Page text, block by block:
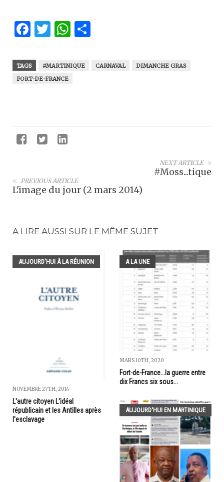
Facebook
Twitter
WhatsApp
TAGS #MARTINIQUE CARNAVAL
DIMANCHE GRAS
FORT-DE-FRANCE
NEXT ARTICLE
#Moss...tique
PREVIOUS ARTICLE
L'image du jour (2 mars 2014)
A LIRE AUSSI SUR LE MÊME SUJET
AUJOURD'HUI À LA RÉUNION
NOVEMBRE 27TH, 2014
L'autre citoyen L'idéal
républicain et les Antilles après
l'esclavage
A LA UNE
MARS 10TH, 2020
Fort-de-France...la guerre entre
dix Francs six sous...
AUJOURD'HUI EN MARTINIQUE